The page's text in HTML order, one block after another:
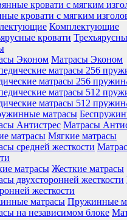
кровати с мягким
Комплектующие
Матрасы Эконом
матрасы 256
матрасы 512
Матрасы
Мягкие матрасы
Жесткие матрасы
жесткости
Пружинные